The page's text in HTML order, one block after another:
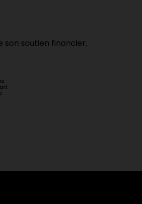
son soutien financier.